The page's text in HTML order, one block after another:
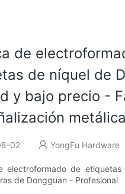
de
de níquel de
y bajo precio -
metálica
02 YongFu Hardware
electroformado de etiquetas
de Dongguan - Profesional